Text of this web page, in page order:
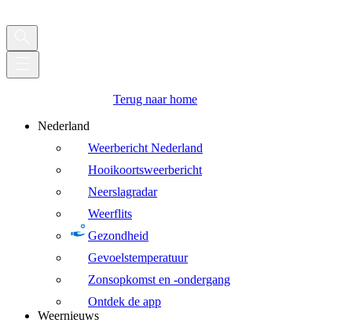
Terug naar home
Nederland
Weerbericht Nederland
Hooikoortsweerbericht
Neerslagradar
Weerflits
Gezondheid
Gevoelstemperatuur
Zonsopkomst en -ondergang
Ontdek de app
Weernieuws